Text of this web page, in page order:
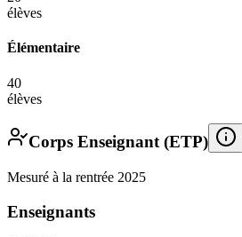
élèves
Élémentaire
40
élèves
Corps Enseignant (ETP)
Mesuré à la rentrée 2025
Enseignants